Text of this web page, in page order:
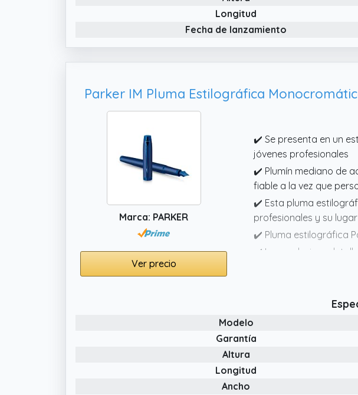
Longitud
Fecha de lanzamiento
Marca: PARKER
Ver precio
✔️ Se presenta en un
jóvenes profesionales
✔️ Plumín mediano de
fiable a la vez que
✔️ Esta pluma
profesionales y su
✔️ Pluma estilográfica
✔️ Los exclusivos
Modelo
Garantía
Altura
Longitud
Ancho